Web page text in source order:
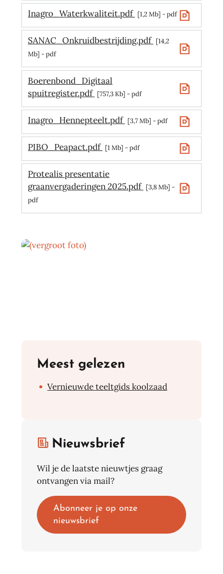
Inagro_Waterkwaliteit.pdf 1,2 Mb pdf
SANAC_Onkruidbestrijding.pdf
14,2
Mb
pdf
Boerenbond_Digitaal
spuitregister.pdf
757,3 Kb pdf
Inagro_Hennepteelt.pdf 3,7 Mb pdf
PIBO_Peapact.pdf 1 Mb pdf
Protealis presentatie
graanvergaderingen 2025.pdf
3,8 Mb
pdf
Meest gelezen
Vernieuwde teeltgids koolzaad
Nieuwsbrief
Wil je de laatste nieuwtjes graag
ontvangen via mail?
Abonneer je op onze
nieuwsbrief